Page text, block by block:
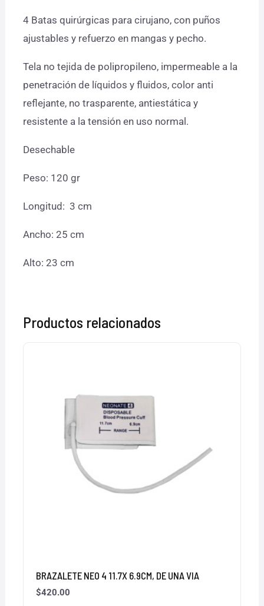
4 Batas quirúrgicas para cirujano, con puños
ajustables y refuerzo en mangas y pecho.
Tela no tejida de polipropileno, impermeable a la
penetración de líquidos y fluidos, color anti
reflejante, no trasparente, antiestática y
resistente a la tensión en uso normal.
Desechable
Peso: 120 gr
Longitud: 3 cm
Ancho: 25 cm
Alto: 23 cm
Productos relacionados
BRAZALETE NEO 4 11.7X 6.9CM, DE UNA VIA
$420.00